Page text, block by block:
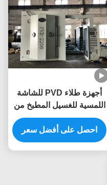
أجهزة طلاء PVD للشاشة
اللمسية للغسيل المطبخ من
الفولاذ المقاوم للصدأ
احصل على أفضل سعر